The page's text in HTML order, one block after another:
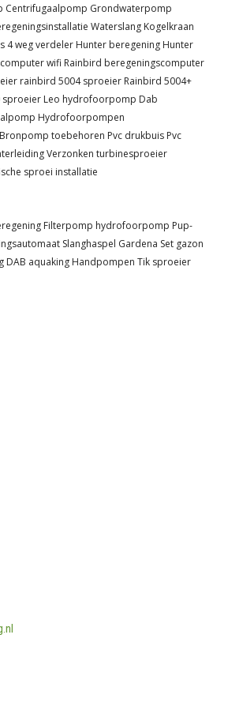
Centrifugaalpomp Grondwaterpomp
Waterslang Kogelkraan
4 weg verdeler Hunter beregening Hunter
wifi Rainbird beregeningscomputer
rainbird 5004 sproeier Rainbird 5004+
sproeier Leo hydrofoorpomp Dab
Hydrofoorpompen
Bronpomp toebehoren Pvc drukbuis Pvc
Verzonken turbinesproeier
sproei installatie
Filterpomp hydrofoorpomp Pup-
Slanghaspel Gardena Set gazon
DAB aquaking Handpompen Tik sproeier